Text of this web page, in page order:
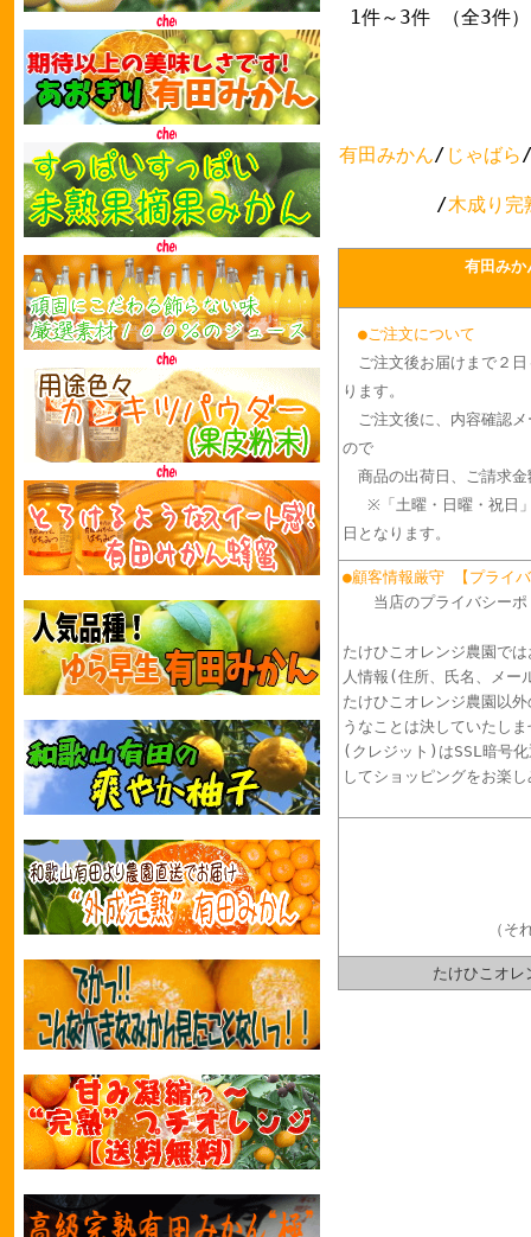
1件～3件 （全3件）
有田みかん/ じゃばら
/木成り完
有田みか
●ご注文について
ご注文後お届けまで２
ります。
ご注文後に、内容確認メ
ので
商品の出荷日、ご請求金
※「土曜・日曜・祝日
日となります。
●顧客情報厳守 【プライ
当店のプライバシー
たけひこオレンジ農園で
人情報(住所、氏名、メー
たけひこオレンジ農園以
うなことは決していたし
(クレジット)はSSL暗号
してショッピングをお楽
（そ
たけひこオ